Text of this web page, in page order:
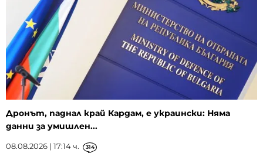
Дронът, паднал край Кардам, е украински: Няма
данни за умишлен...
08.08.2026 | 17:14 ч. 314